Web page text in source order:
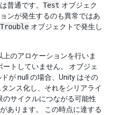
普通です。 Test オブジェク
ンが発生するのも異常ではあ
Trouble オブジェクトで発生し
のアロケーションを行いま
トしていません。 オブジェ
が null の場合、Unity はその
ンス化し、それをシリアライ
のサイクルにつながる可能性
あります。 この時点に達する